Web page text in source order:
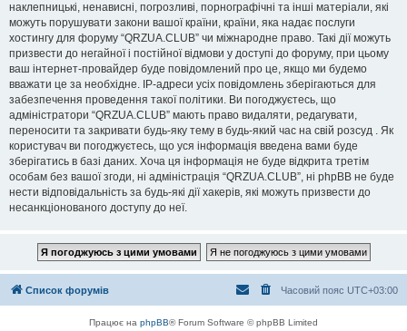
наклепницькі, ненависні, погрозливі, порнографічні та інші матеріали, які
можуть порушувати закони вашої країни, країни, яка надає послуги
хостингу для форуму “QRZUA.CLUB” чи міжнародне право. Такі дії можуть
призвести до негайної і постійної відмови у доступі до форуму, при цьому
ваш інтернет-провайдер буде повідомлений про це, якщо ми будемо
вважати це за необхідне. IP-адреси усіх повідомлень зберігаються для
забезпечення проведення такої політики. Ви погоджуєтесь, що
адміністратори “QRZUA.CLUB” мають право видаляти, редагувати,
переносити та закривати будь-яку тему в будь-який час на свій розсуд . Як
користувач ви погоджуєтесь, що уся інформація введена вами буде
зберігатись в базі даних. Хоча ця інформація не буде відкрита третім
особам без вашої згоди, ні адміністрація “QRZUA.CLUB”, ні phpBB не буде
нести відповідальність за будь-які дії хакерів, які можуть призвести до
несанкціонованого доступу до неї.
Список форумів Часовий пояс UTC+03:00
Працює на phpBB® Forum Software © phpBB Limited